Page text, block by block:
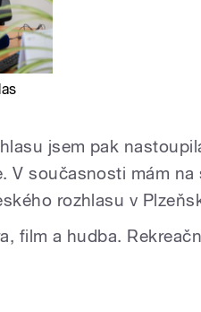
jsem pak
V současnosti mám
rozhlasu v
film a hudba.